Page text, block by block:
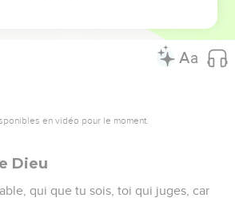
en vidéo pour le moment.
Dieu
qui que tu sois, toi qui juges, car